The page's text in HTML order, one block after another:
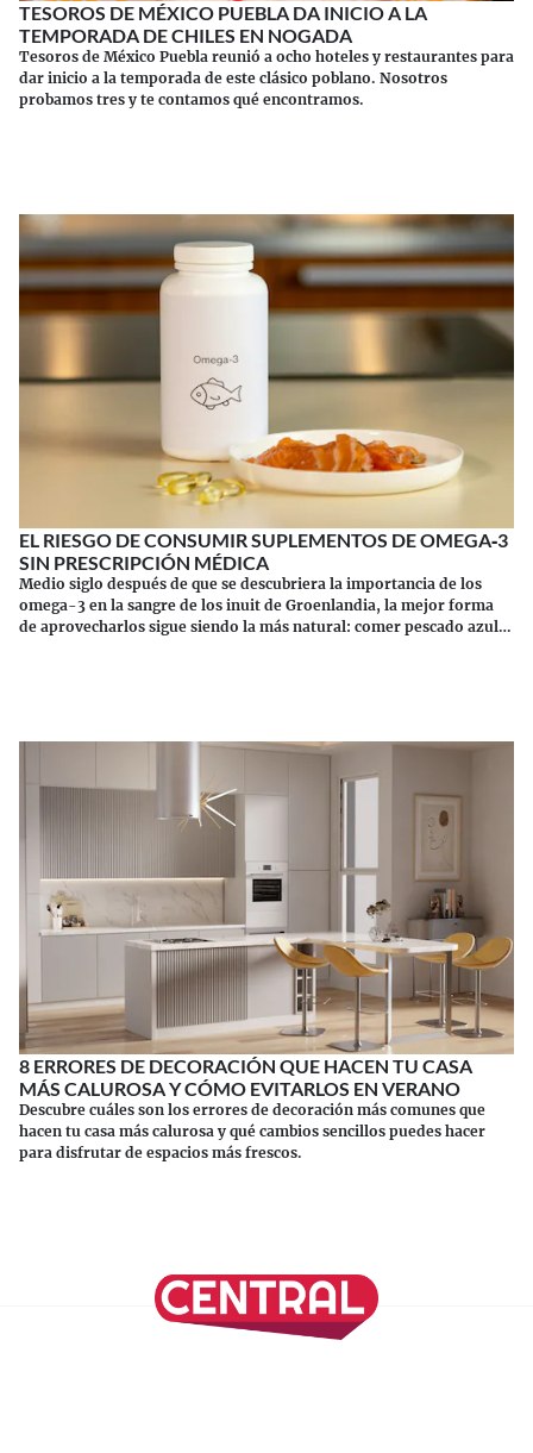
TESOROS DE MÉXICO PUEBLA DA INICIO A LA
TEMPORADA DE CHILES EN NOGADA
Tesoros de México Puebla reunió a ocho hoteles y restaurantes para
dar inicio a la temporada de este clásico poblano. Nosotros
probamos tres y te contamos qué encontramos.
EL RIESGO DE CONSUMIR SUPLEMENTOS DE OMEGA‑3
SIN PRESCRIPCIÓN MÉDICA
Medio siglo después de que se descubriera la importancia de los
omega-3 en la sangre de los inuit de Groenlandia, la mejor forma
de aprovecharlos sigue siendo la más natural: comer pescado azul.
8 ERRORES DE DECORACIÓN QUE HACEN TU CASA
MÁS CALUROSA Y CÓMO EVITARLOS EN VERANO
Descubre cuáles son los errores de decoración más comunes que
hacen tu casa más calurosa y qué cambios sencillos puedes hacer
para disfrutar de espacios más frescos.